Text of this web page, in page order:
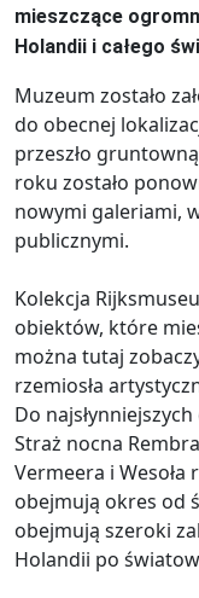
mieszczące
Holandii i całego
Muzeum zostało
do obecnej
przeszło
roku zostało
nowymi galeriami,
publicznymi.
Kolekcja
obiektów, które
można tutaj
rzemiosła
Do
Straż nocna
Vermeera i Wesoła
obejmują okres od
obejmują szeroki
Holandii po